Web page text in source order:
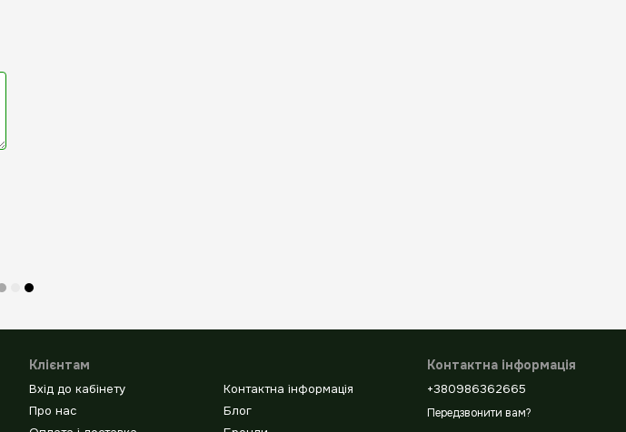
Клієнтам
Вхід до кабінету
Про нас
Контактна інформація
Блог
Контактна інформація
+380986362665
Передзвонити вам?